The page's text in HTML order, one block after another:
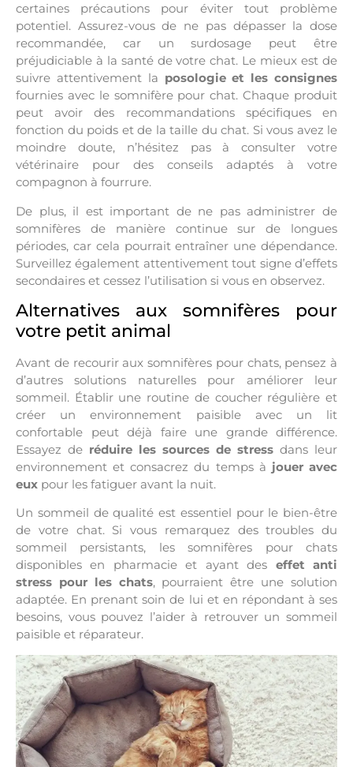
certaines précautions pour éviter tout problème
potentiel. Assurez-vous de ne pas dépasser la dose
recommandée, car un surdosage peut être
préjudiciable à la santé de votre chat. Le mieux est de
suivre attentivement la posologie et les consignes
fournies avec le somnifère pour chat. Chaque produit
peut avoir des recommandations spécifiques en
fonction du poids et de la taille du chat. Si vous avez le
moindre doute, n’hésitez pas à consulter votre
vétérinaire pour des conseils adaptés à votre
compagnon à fourrure.
De plus, il est important de ne pas administrer de
somnifères de manière continue sur de longues
périodes, car cela pourrait entraîner une dépendance.
Surveillez également attentivement tout signe d’effets
secondaires et cessez l’utilisation si vous en observez.
Alternatives aux somnifères pour
votre petit animal
Avant de recourir aux somnifères pour chats, pensez à
d’autres solutions naturelles pour améliorer leur
sommeil. Établir une routine de coucher régulière et
créer un environnement paisible avec un lit
confortable peut déjà faire une grande différence.
Essayez de réduire les sources de stress dans leur
environnement et consacrez du temps à jouer avec
eux pour les fatiguer avant la nuit.
Un sommeil de qualité est essentiel pour le bien-être
de votre chat. Si vous remarquez des troubles du
sommeil persistants, les somnifères pour chats
disponibles en pharmacie et ayant des effet anti
stress pour les chats, pourraient être une solution
adaptée. En prenant soin de lui et en répondant à ses
besoins, vous pouvez l’aider à retrouver un sommeil
paisible et réparateur.